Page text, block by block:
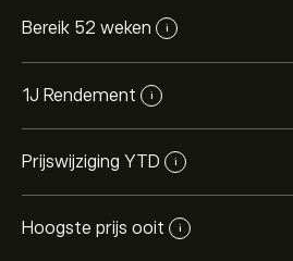
Bereik 52 weken i
1J Rendement i
Prijswijziging YTD i
Hoogste prijs ooit i